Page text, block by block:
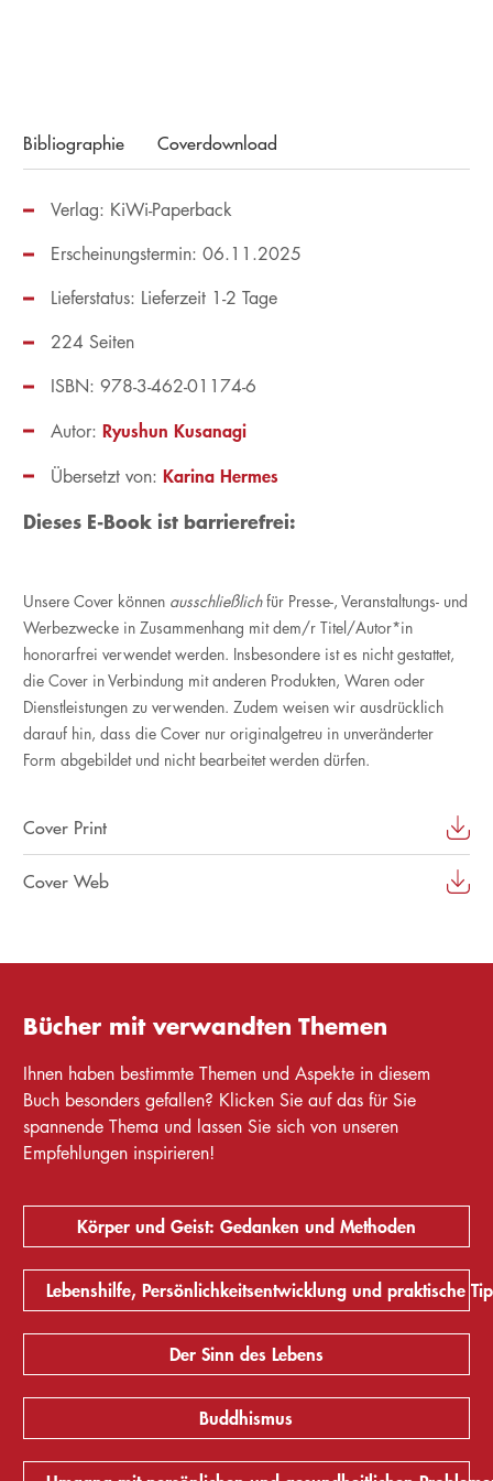
Bibliographie Coverdownload
Verlag: KiWi-Paperback
Übersetzt von: Karina Hermes
Erscheinungstermin: 06.11.2025
Lieferstatus: Lieferzeit 1-2 Tage
ISBN: 978-3-462-01174-6
224 Seiten
Autor: Ryushun Kusanagi
Dieses E-Book ist barrierefrei:
Unsere Cover können ausschließlichfür Presse-, Veranstaltungs- und
Werbezwecke in Zusammenhang mit dem/r Titel/Autor*in
honorarfrei verwendet werden. Insbesondere ist es nicht gestattet,
die Cover in Verbindung mit anderen Produkten, Waren oder
Dienstleistungen zu verwenden. Zudem weisen wir ausdrücklich
darauf hin, dass die Cover nur originalgetreu in unveränderter
Form abgebildet und nicht bearbeitet werden dürfen.
Cover Print
Cover Web
Bücher mit verwandten Themen
Ihnen haben bestimmte Themen und Aspekte in diesem
Buch besonders gefallen? Klicken Sie auf das für Sie
spannende Thema und lassen Sie sich von unseren
Empfehlungen inspirieren!
Körper und Geist: Gedanken und Methoden
Lebenshilfe, Persönlichkeitsentwicklung und praktische
Der Sinn des Lebens
Buddhismus